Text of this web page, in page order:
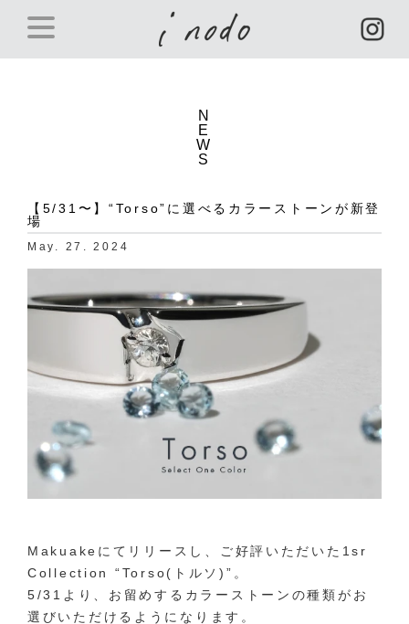
N
E
W
S
【5/31〜】“Torso”に選べるカラーストーンが新登
場
May. 27. 2024
Makuakeにてリリースし、ご好評いただいた1sr
Collection “Torso(トルソ)”。
5/31より、 お留めするカラーストーンの種類がお
選びいただけるようになります。